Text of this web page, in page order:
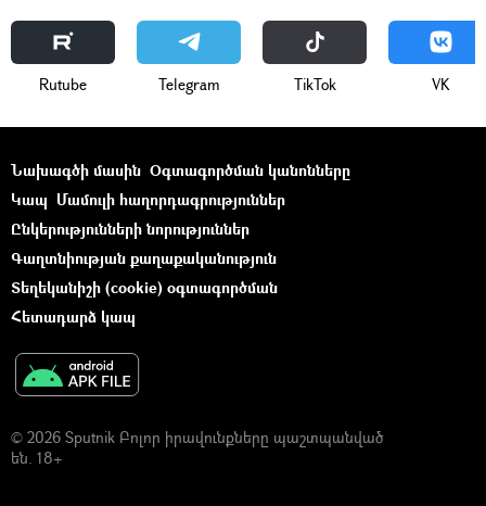
Rutube Telegram ТikТоk VK
Նախագծի մասին Օգտագործման կանոնները
Կապ Մամուլի հաղորդագրություններ
Ընկերությունների նորություններ
Գաղտնիության քաղաքականություն
Տեղեկանիշի (cookie) օգտագործման
Հետադարձ կապ
© 2026 Sputnik Բոլոր իրավունքները պաշտպանված
են. 18+